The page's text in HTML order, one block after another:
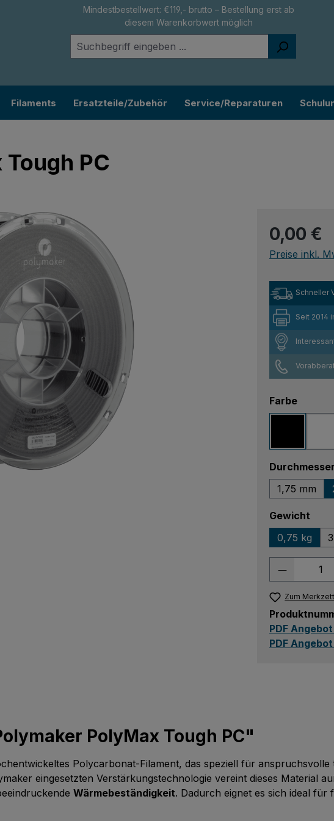
Mindestbestellwert: €119,- brutto – Bestellung erst ab
diesem Warenkorbwert möglich
Filaments Ersatzteile/Zubehör Service/Reparaturen
PC
Regulärer
0,00 €
Preise inkl.
Schneller
Seit 2014
Farbe
Durchmesser
1,75 mm
Gewicht
0,75 kg
Zum
PDF
PDF
PolyMax Tough PC"
Polycarbonat-Filament, das speziell für
eingesetzten Verstärkungstechnologie vereint dieses Material
Wärmebeständigkeit. Dadurch eignet es sich ideal